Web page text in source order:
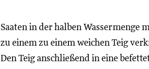
Saaten in der halben Wassermenge
zu einem zu einem weichen Teig
Den Teig anschließend in eine